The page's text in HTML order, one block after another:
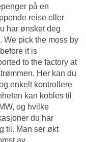
på en
reise eller
har ønsket deg
We pick the moss by
it is
to the factory at
Her kan du
enkelt kontrollere
kan kobles til
og hvilke
du har
til. Man ser økt
av